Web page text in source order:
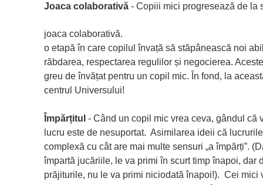
Joaca colaborativă - Copiii mici progresează de la
joaca colaborativă.
o etapă în care copilul învață să stăpânească noi
răbdarea, respectarea regulilor și negocierea.
greu de învățat pentru un copil mic. În fond, la
centrul Universului!
Împărțitul - Când un copil mic vrea ceva, gândul că
lucru este de nesuportat. Asimilarea ideii că
complexă cu cât are mai multe sensuri „a împărți”.
împartă jucăriile, le va primi în scurt timp înapoi, dar
prăjiturile, nu le va primi niciodată înapoi!). Cei mici